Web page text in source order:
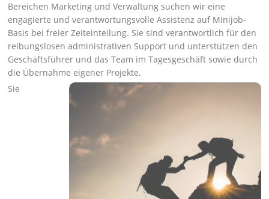
Bereichen Marketing und Verwaltung suchen wir eine
engagierte und verantwortungsvolle Assistenz auf Minijob-
Basis bei freier Zeiteinteilung. Sie sind verantwortlich für den
reibungslosen administrativen Support und unterstützen den
Geschäftsführer und das Team im Tagesgeschäft sowie durch
die Übernahme eigener Projekte.
Sie